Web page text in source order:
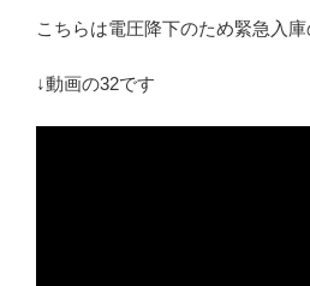
こちらは電圧降下のため緊急入
↓動画の32です